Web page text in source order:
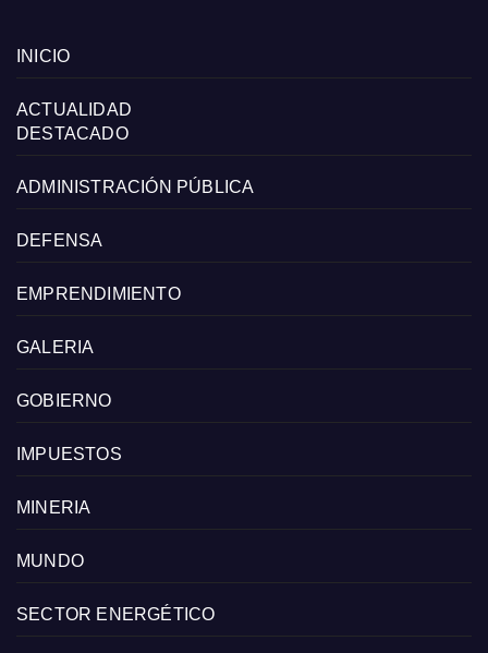
INICIO
ACTUALIDAD
DESTACADO
ADMINISTRACIÓN PÚBLICA
DEFENSA
EMPRENDIMIENTO
GALERIA
GOBIERNO
IMPUESTOS
MINERIA
MUNDO
SECTOR ENERGÉTICO